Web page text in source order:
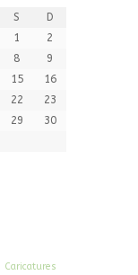
S
D
1
2
8
9
15
16
22
23
29
30
Caricatures